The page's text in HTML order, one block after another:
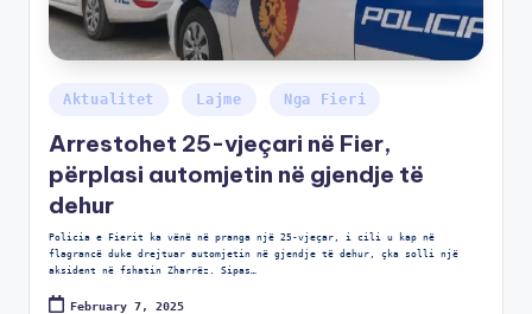
Aktualitet Lajme Nga Fieri
Arrestohet 25-vjeçari në Fier,
përplasi automjetin në gjendje të
dehur
Policia e Fierit ka vënë në pranga një 25-vjeçar, i cili u kap në
flagrancë duke drejtuar automjetin në gjendje të dehur, çka solli një
aksident në fshatin Zharrëz. Sipas…
February 7, 2025